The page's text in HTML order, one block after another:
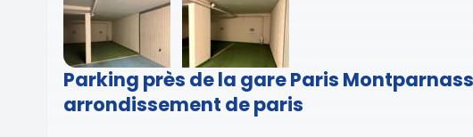
Parking près de la gare Paris
arrondissement de paris